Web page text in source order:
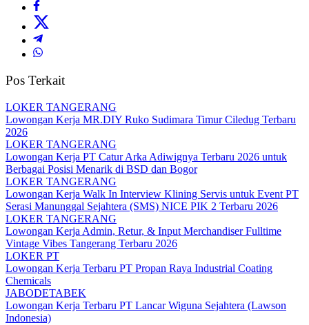
Pos Terkait
LOKER TANGERANG
Lowongan Kerja MR.DIY Ruko Sudimara Timur Ciledug Terbaru
2026
LOKER TANGERANG
Lowongan Kerja PT Catur Arka Adiwignya Terbaru 2026 untuk
Berbagai Posisi Menarik di BSD dan Bogor
LOKER TANGERANG
Lowongan Kerja Walk In Interview Klining Servis untuk Event PT
Serasi Manunggal Sejahtera (SMS) NICE PIK 2 Terbaru 2026
LOKER TANGERANG
Lowongan Kerja Admin, Retur, & Input Merchandiser Fulltime
Vintage Vibes Tangerang Terbaru 2026
LOKER PT
Lowongan Kerja Terbaru PT Propan Raya Industrial Coating
Chemicals
JABODETABEK
Lowongan Kerja Terbaru PT Lancar Wiguna Sejahtera (Lawson
Indonesia)